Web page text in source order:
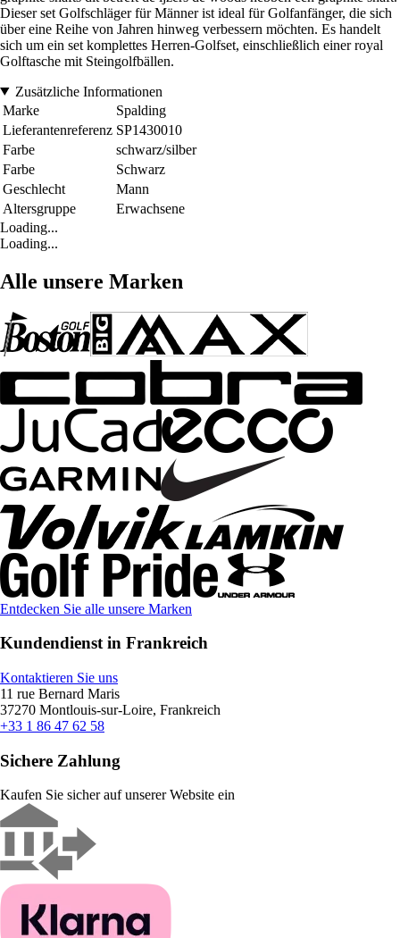
Dieser set Golfschläger für Männer ist ideal für Golfanfänger, die sich
über eine Reihe von Jahren hinweg verbessern möchten. Es handelt
sich um ein set komplettes Herren-Golfset, einschließlich einer royal
Golftasche mit Steingolfbällen.
Zusätzliche Informationen
Marke
Spalding
Lieferantenreferenz SP1430010
Farbe
schwarz/silber
Farbe
Schwarz
Geschlecht
Mann
Altersgruppe
Erwachsene
Loading...
Loading...
Alle unsere Marken
Entdecken Sie alle unsere Marken
Kundendienst in Frankreich
Kontaktieren Sie uns
11 rue Bernard Maris
37270 Montlouis-sur-Loire, Frankreich
+33 1 86 47 62 58
Sichere Zahlung
Kaufen Sie sicher auf unserer Website ein